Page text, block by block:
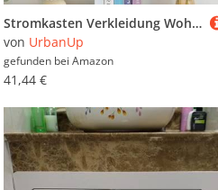
Stromkasten Verkleidung Wohn-/ Badezimmerdeko: Schalttafelabdeckung, Atmungsaktiver Zählerkastenvorhang, Stilvoller Verteilerkasten mit Spitzenbesatz und Fellknäuel(Style A,50x40cm(19 3/4x15 3/4"))
von UrbanUp
gefunden bei Amazon
41,44 €